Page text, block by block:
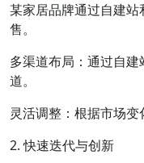
某家居品牌通过自建
售。
多渠道布局：通过自
道。
灵活调整：根据市场变
2. 快速迭代与创新